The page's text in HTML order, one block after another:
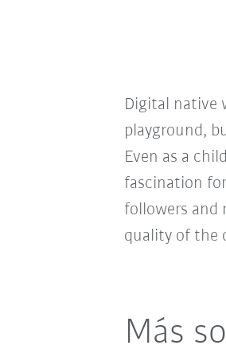
Digital native
playground,
Even as a
fascination
followers and
quality of the
Más